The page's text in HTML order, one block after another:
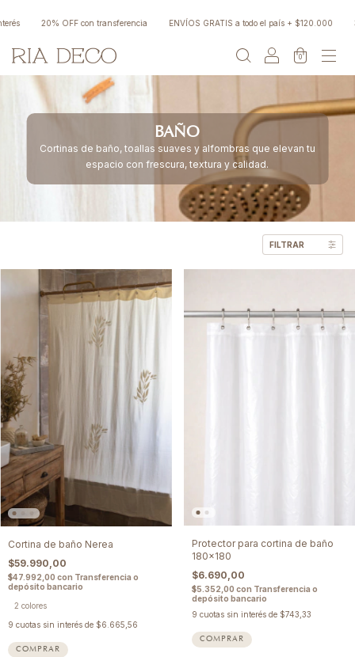
OFF con transferencia ENVÍOS GRATIS a todo el país + $120.000 3, 6 y 9
0
BAÑO
Cortinas de baño, toallas suaves y alfombras que elevan tu
espacio con frescura, textura y calidad.
FILTRAR
Cortina de baño Nerea
$59.990,00
$47.992,00 con Transferencia o
depósito bancario
2 colores
9 cuotas sin interés de $6.665,56
COMPRAR
Protector para cortina de baño
180x180
$6.690,00
$5.352,00 con Transferencia o
depósito bancario
9 cuotas sin interés de $743,33